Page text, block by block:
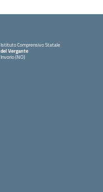
Istituto Comprensivo Statale
del Vergante
Invorio (NO)